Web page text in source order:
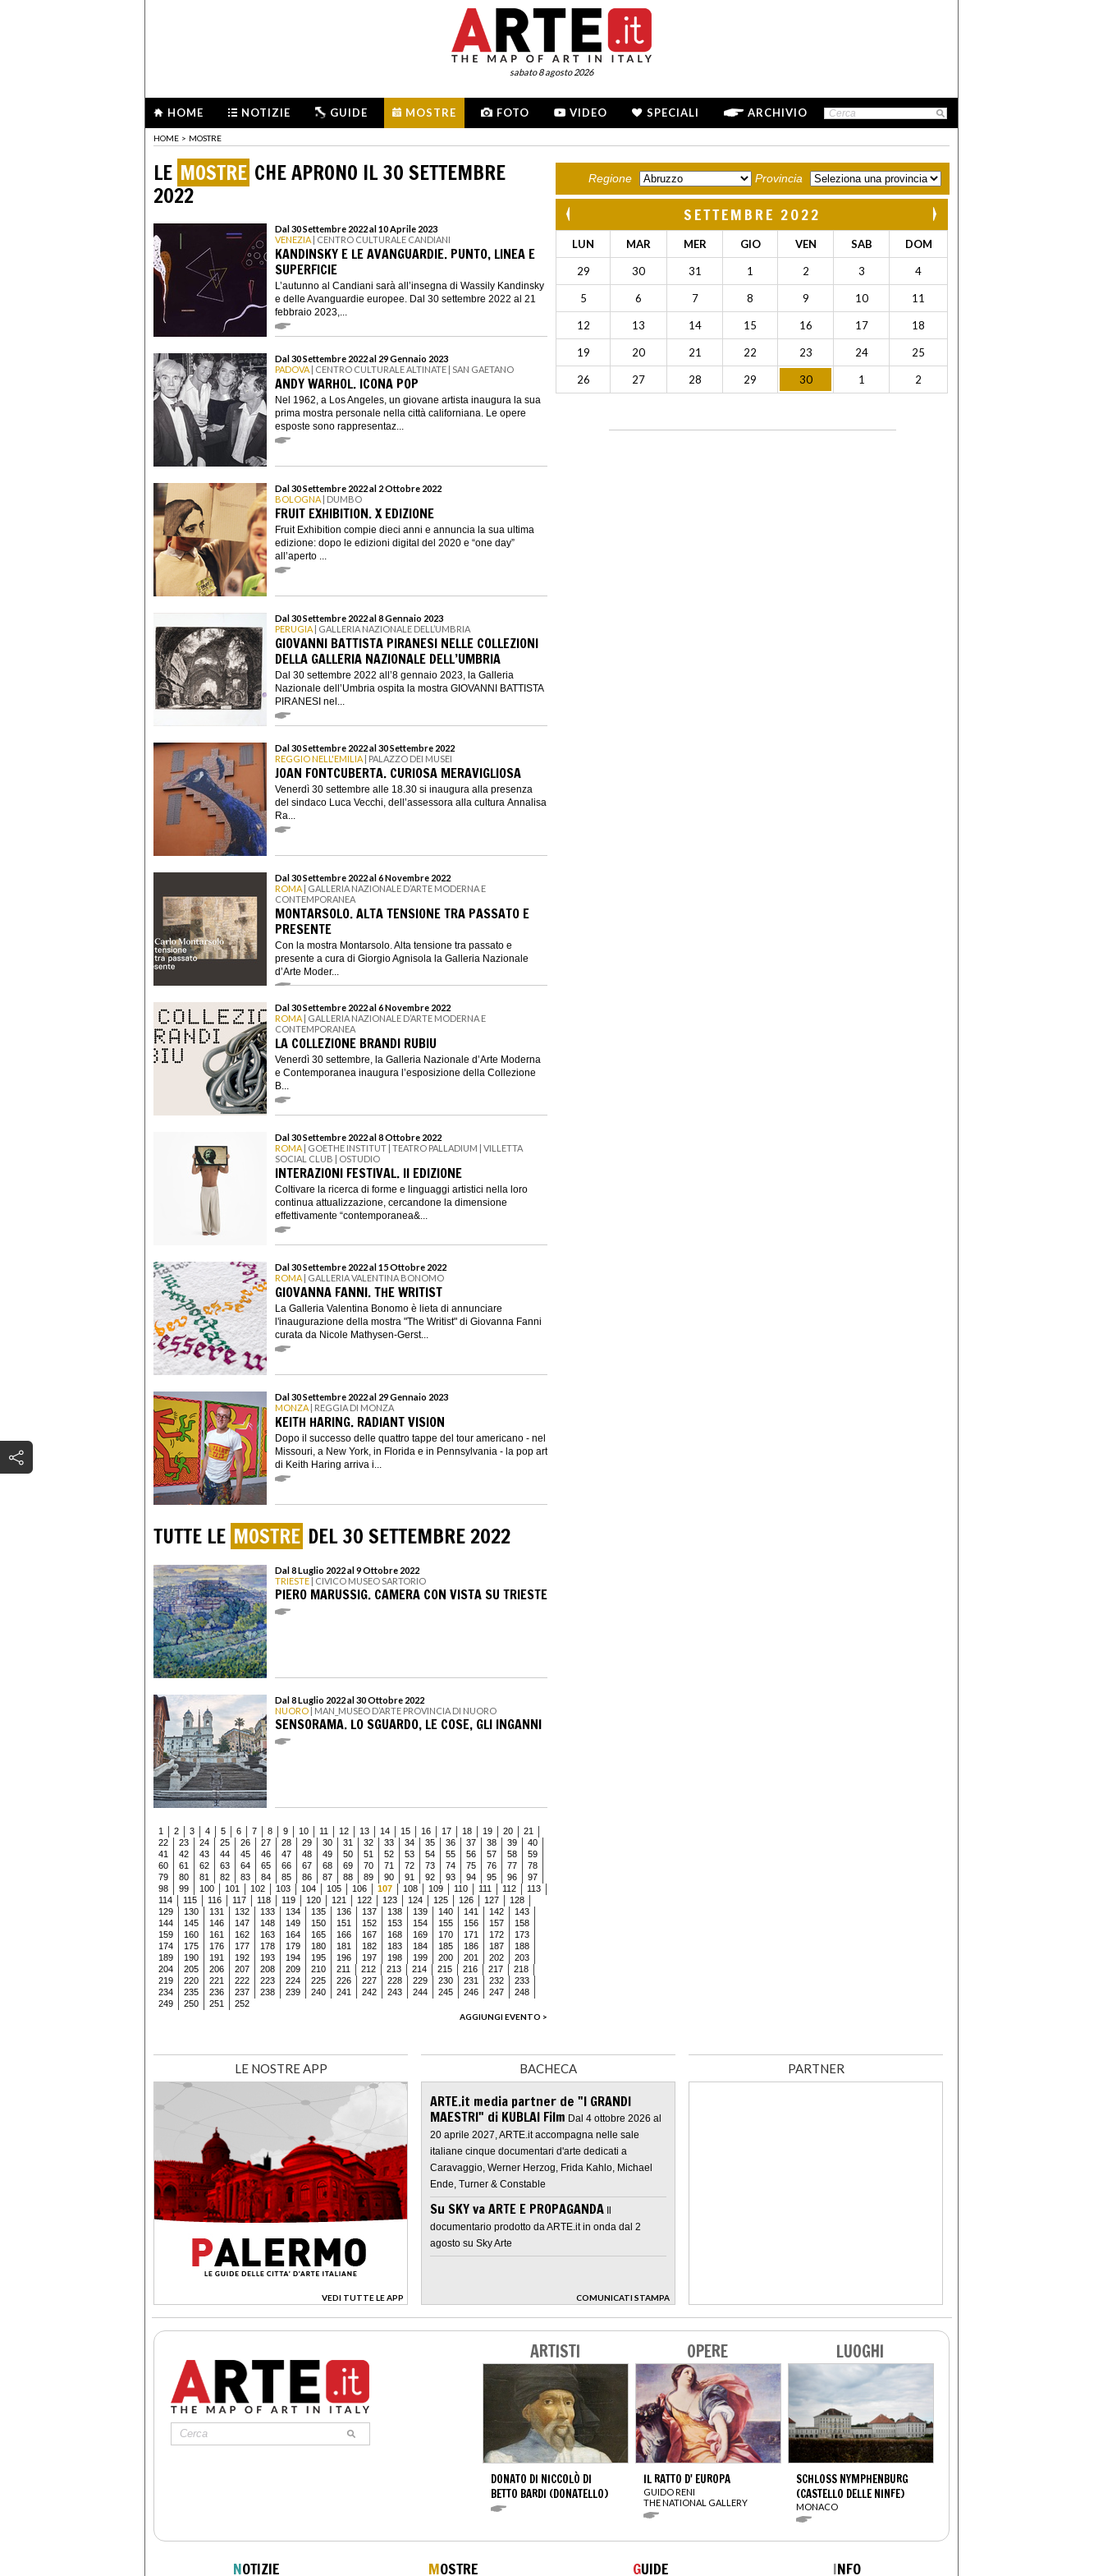
sabato 8 agosto 2026
HOME NOTIZIE GUIDE MOSTRE FOTO VIDEO SPECIALI ARCHIVIO
HOME > MOSTRE
LE MOSTRE CHE APRONO IL 30 SETTEMBRE
2022
Dal 30 Settembre 2022 al 10 Aprile 2023
VENEZIA | CENTRO CULTURALE CANDIANI
KANDINSKY E LE AVANGUARDIE. PUNTO, LINEA E
SUPERFICIE
L’autunno al Candiani sarà all’insegna di Wassily Kandinsky
e delle Avanguardie europee. Dal 30 settembre 2022 al 21
febbraio 2023,...
Dal 30 Settembre 2022 al 29 Gennaio 2023
PADOVA | CENTRO CULTURALE ALTINATE | SAN GAETANO
ANDY WARHOL. ICONA POP
Nel 1962, a Los Angeles, un giovane artista inaugura la sua
prima mostra personale nella città californiana. Le opere
esposte sono rappresentaz...
Dal 30 Settembre 2022 al 2 Ottobre 2022
BOLOGNA | DUMBO
FRUIT EXHIBITION. X EDIZIONE
Fruit Exhibition compie dieci anni e annuncia la sua ultima
edizione: dopo le edizioni digital del 2020 e “one day”
all’aperto ...
Dal 30 Settembre 2022 al 8 Gennaio 2023
PERUGIA | GALLERIA NAZIONALE DELL’UMBRIA
GIOVANNI BATTISTA PIRANESI NELLE COLLEZIONI
DELLA GALLERIA NAZIONALE DELL’UMBRIA
Dal 30 settembre 2022 all’8 gennaio 2023, la Galleria
Nazionale dell’Umbria ospita la mostra GIOVANNI BATTISTA
PIRANESI nel...
Dal 30 Settembre 2022 al 30 Settembre 2022
REGGIO NELL'EMILIA | PALAZZO DEI MUSEI
JOAN FONTCUBERTA. CURIOSA MERAVIGLIOSA
Venerdì 30 settembre alle 18.30 si inaugura alla presenza
del sindaco Luca Vecchi, dell’assessora alla cultura Annalisa
Ra...
Dal 30 Settembre 2022 al 6 Novembre 2022
ROMA | GALLERIA NAZIONALE D’ARTE MODERNA E
CONTEMPORANEA
MONTARSOLO. ALTA TENSIONE TRA PASSATO E
PRESENTE
Con la mostra Montarsolo. Alta tensione tra passato e
presente a cura di Giorgio Agnisola la Galleria Nazionale
d’Arte Moder...
Dal 30 Settembre 2022 al 6 Novembre 2022
ROMA | GALLERIA NAZIONALE D’ARTE MODERNA E
CONTEMPORANEA
LA COLLEZIONE BRANDI RUBIU
Venerdì 30 settembre, la Galleria Nazionale d’Arte Moderna
e Contemporanea inaugura l’esposizione della Collezione
B...
Dal 30 Settembre 2022 al 8 Ottobre 2022
ROMA | GOETHE INSTITUT | TEATRO PALLADIUM | VILLETTA
SOCIAL CLUB | OSTUDIO
INTERAZIONI FESTIVAL. II EDIZIONE
Coltivare la ricerca di forme e linguaggi artistici nella loro
continua attualizzazione, cercandone la dimensione
effettivamente “contemporanea&...
Dal 30 Settembre 2022 al 15 Ottobre 2022
ROMA | GALLERIA VALENTINA BONOMO
GIOVANNA FANNI. THE WRITIST
La Galleria Valentina Bonomo è lieta di annunciare
l'inaugurazione della mostra "The Writist" di Giovanna Fanni
curata da Nicole Mathysen-Gerst...
Dal 30 Settembre 2022 al 29 Gennaio 2023
MONZA | REGGIA DI MONZA
KEITH HARING. RADIANT VISION
Dopo il successo delle quattro tappe del tour americano - nel
Missouri, a New York, in Florida e in Pennsylvania - la pop art
di Keith Haring arriva i...
TUTTE LE MOSTRE DEL 30 SETTEMBRE 2022
Dal 8 Luglio 2022 al 9 Ottobre 2022
TRIESTE | CIVICO MUSEO SARTORIO
PIERO MARUSSIG. CAMERA CON VISTA SU TRIESTE
Dal 8 Luglio 2022 al 30 Ottobre 2022
NUORO | MAN_MUSEO D’ARTE PROVINCIA DI NUORO
SENSORAMA. LO SGUARDO, LE COSE, GLI INGANNI
1 2 3 4 5 6 7 8 9 10 11 12 13 14 15 16 17 18 19 20
21
22
23 24 25 26 27 28 29 30 31 32 33 34 35 36 37 38 39
40
41
42 43 44 45 46 47 48 49 50 51 52 53 54 55 56 57 58
59
60
61 62 63 64 65 66 67 68 69 70 71 72 73 74 75 76 77
78
79
80 81 82 83 84 85 86 87 88 89 90 91 92 93 94 95 96
97
98
99 100 101 102 103 104 105 106 107 108 109 110 111 112
113
114
115 116 117 118 119 120 121 122 123 124 125 126 127
128
129
130 131 132 133 134 135 136 137 138 139 140 141 142
143
144
145 146 147 148 149 150 151 152 153 154 155 156 157
158
159
160 161 162 163 164 165 166 167 168 169 170 171 172
173
174
175 176 177 178 179 180 181 182 183 184 185 186 187
188
189
190 191 192 193 194 195 196 197 198 199 200 201 202
203
204
205 206 207 208 209 210 211 212 213 214 215 216 217
218
219
220 221 222 223 224 225 226 227 228 229 230 231 232
233
234
235 236 237 238 239 240 241 242 243 244 245 246 247
248
249
250 251
252
AGGIUNGI EVENTO >
Regione Provincia
SETTEMBRE 2022
LUN MAR MER GIO VEN SAB DOM
29 30 31 1 2 3 4
5 6 7 8 9 10 11
12 13 14 15 16 17 18
19 20 21 22 23 24 25
26 27 28 29 30 1 2
LE NOSTRE APP
VEDI TUTTE LE APP
>
BACHECA
ARTE.it media partner de "I GRANDI
MAESTRI" di KUBLAI Film Dal 4 ottobre 2026 al
20 aprile 2027, ARTE.it accompagna nelle sale
italiane cinque documentari d'arte dedicati a
Caravaggio, Werner Herzog, Frida Kahlo, Michael
Ende, Turner & Constable
Su SKY va ARTE E PROPAGANDA Il
documentario prodotto da ARTE.it in onda dal 2
agosto su Sky Arte
COMUNICATI STAMPA
>
PARTNER
ARTISTI
DONATO DI NICCOLÒ DI
BETTO BARDI (DONATELLO)
OPERE
IL RATTO D' EUROPA
GUIDO RENI
THE NATIONAL GALLERY
LUOGHI
SCHLOSS NYMPHENBURG
(CASTELLO DELLE NINFE)
MONACO
NOTIZIE MOSTRE GUIDE INFO